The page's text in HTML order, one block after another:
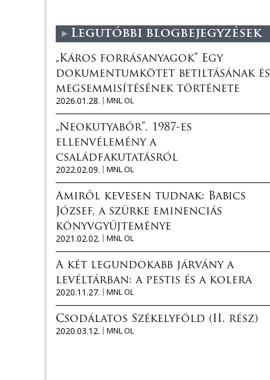
Legutóbbi blogbejegyzések
„Káros forrásanyagok” Egy
dokumentumkötet betiltásának és
megsemmisítésének története
2026.01.28.
MNL OL
„Neokutyabőr”. 1987-es
ellenvélemény a
családfakutatásról
2022.02.09.
MNL OL
Amiről kevesen tudnak: Babics
József, a szürke eminenciás
könyvgyűjteménye
2021.02.02.
MNL OL
A két legundokabb járvány a
levéltárban: a pestis és a kolera
2020.11.27.
MNL OL
Csodálatos Székelyföld (II. rész)
2020.03.12.
MNL OL